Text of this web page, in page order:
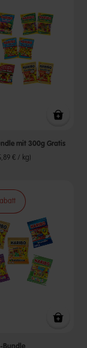
mit 300g Gratis
€ / kg)